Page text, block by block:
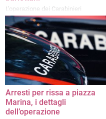
L'operazione dei Carabinieri
Arresti per rissa a piazza
Marina, i dettagli
dell’operazione